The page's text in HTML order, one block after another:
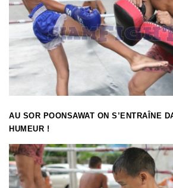
AU SOR POONSAWAT ON S’ENTRAÎNE
HUMEUR !